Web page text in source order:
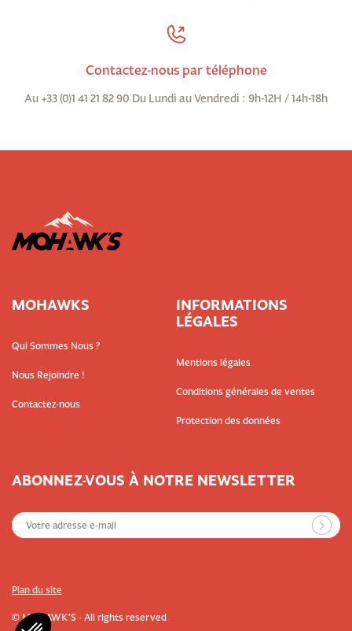
Contactez-nous par téléphone
Au +33 (0)1 41 21 82 90 Du Lundi au Vendredi : 9h-12H / 14h-18h
MOHAWKS
Qui Sommes Nous ?
Nous Rejoindre !
Contactez-nous
INFORMATIONS
LÉGALES
Mentions légales
Conditions générales de ventes
Protection des données
ABONNEZ-VOUS À NOTRE NEWSLETTER
© MOHAWK’S - All rights reserved
Plan du site